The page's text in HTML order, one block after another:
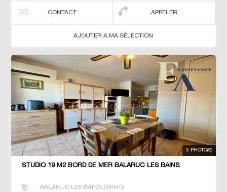
CONTACT APPELER
AJOUTER A MA SÉLECTION
5 PHOTO(S)
STUDIO 19 M2 BORD DE MER BALARUC LES BAINS
BALARUC LES BAINS(34540)